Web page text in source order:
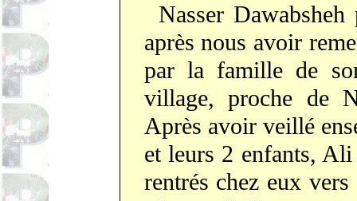
Nasser
après nous avoir
par la famille de
village, proche de
Après avoir veillé
et leurs 2 enfants,
rentrés chez eux